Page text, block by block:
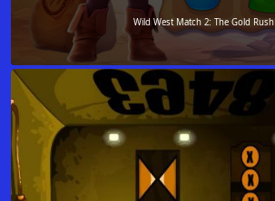
Wild West Match 2: The Gold Rush